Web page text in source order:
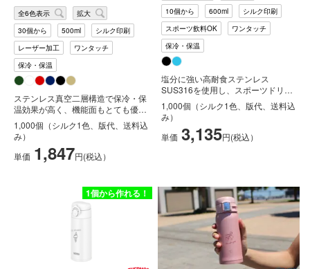
全6色表示
拡大
30個から
500ml
シルク印刷
レーザー加工
ワンタッチ
保冷・保温
ステンレス真空二層構造で保冷・保
温効果が高く、機能面もとても優秀
なワンタッチボトルです。特徴的な
ザラ...
1,000個（シルク1色、版代、送料込
み）
単価 1,847円(税込）
10個から
600ml
シルク印刷
スポーツ飲料OK
ワンタッチ
保冷・保温
塩分に強い高耐食ステンレス
SUS316を使用し、スポーツドリン
クにも対応、口当たりがいい飲みや
すい飲...
1,000個（シルク1色、版代、送料込
み）
単価 3,135円(税込）
1個から作れる！